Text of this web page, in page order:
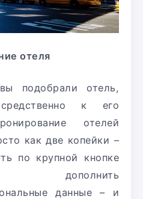
отеля
подобрали отель,
к его
отелей
как две копейки –
по крупной кнопке
дополнить
данные – и